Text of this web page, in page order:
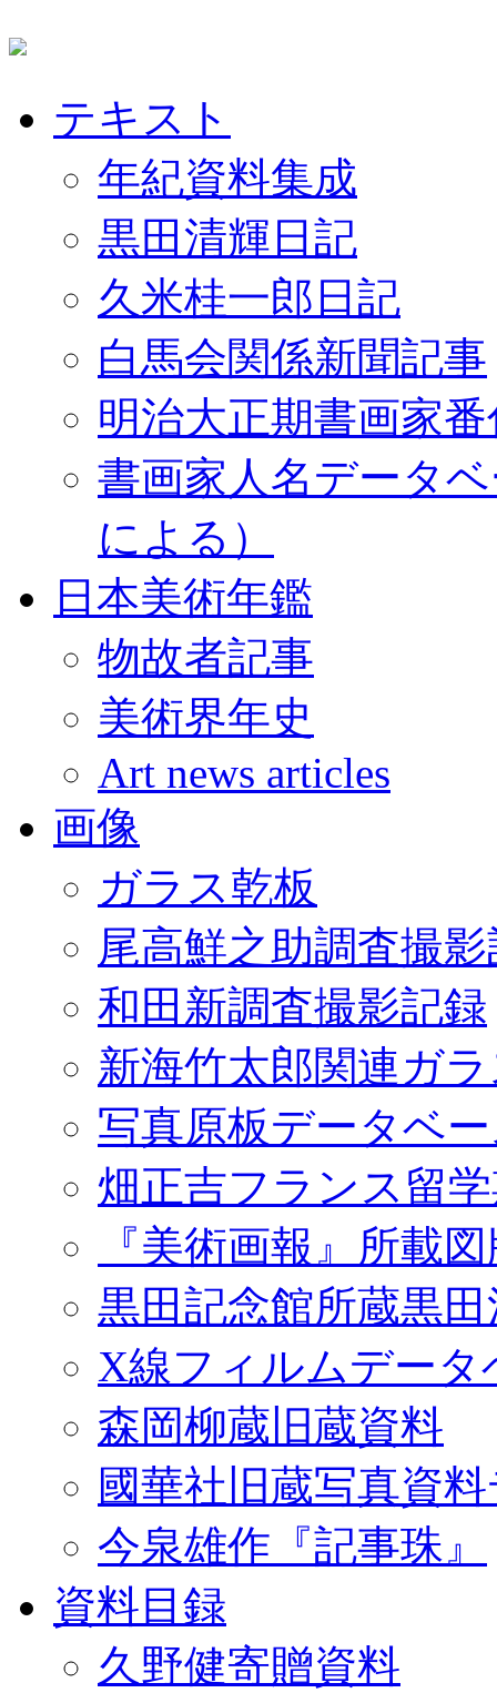
テキスト
年紀資料集成
黒田清輝日記
久米桂一郎日記
白馬会関係新聞記事
明治大正期書画家
書画家人名データ
による）
日本美術年鑑
物故者記事
美術界年史
Art news articles
画像
ガラス乾板
尾高鮮之助調査撮
和田新調査撮影記録
新海竹太郎関連ガ
写真原板データベ
畑正吉フランス留
『美術画報』所載
黒田記念館所蔵黒
X線フィルムデータ
森岡柳蔵旧蔵資料
國華社旧蔵写真資
今泉雄作『記事珠』
資料目録
久野健寄贈資料